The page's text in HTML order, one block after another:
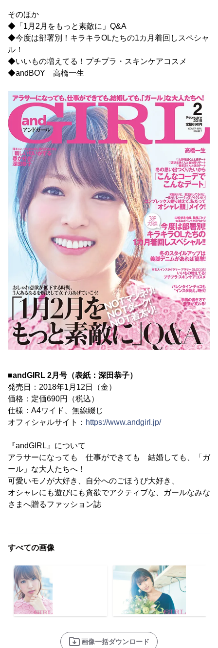
そのほか
◆「1月2月をもっと素敵に」Q&A
◆今度は部署別！キラキラOLたちの1カ月着回しスペシャ
ル！
◆いいもの増えてる！プチプラ・スキンケアコスメ
◆andBOY 高橋一生
■andGIRL 2月号（表紙：深田恭子）
発売日：2018年1月12日（金）
価格：定価690円（税込）
仕様：A4ワイド、無線綴じ
オフィシャルサイト： https://www.andgirl.jp/
『andGIRL』について
アラサーになっても 仕事ができても 結婚しても、「ガ
ール」な大人たちへ！
可愛いモノが大好き、自分へのごほうび大好き、
オシャレにも遊びにも貪欲でアクティブな、ガールなみな
さまへ贈るファッション誌
すべての画像
画像一括ダウンロード